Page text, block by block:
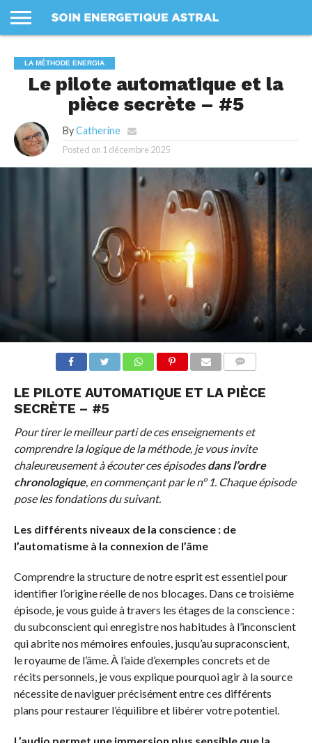
SOINS
PANIER
MON
COMPTE
PROFIL
CONDITIONS
GÉNÉRALES
DE VENTE
LA MÉTHODE ENERGIA
Le pilote automatique et la
pièce secrète – #5
By Catherine
Posted on 1 décembre 2025
LE PILOTE AUTOMATIQUE ET LA PIÈCE
SECRÈTE – #5
Pour tirer le meilleur parti de ces enseignements et
comprendre la logique de la méthode, je vous invite
chaleureusement à écouter ces épisodesdans l’ordre
chronologique, en commençant par le n° 1. Chaque épisode
pose les fondations du suivant.
Les différents niveaux de la conscience : de
l’automatisme à la connexion de l’âme
Comprendre la structure de notre esprit est essentiel pour
identifier l’origine réelle de nos blocages. Dans ce troisième
épisode, je vous guide à travers les étages de la conscience :
du subconscient qui enregistre nos habitudes à l’inconscient
qui abrite nos mémoires enfouies, jusqu’au supraconscient,
le royaume de l’âme. À l’aide d’exemples concrets et de
récits personnels, je vous explique pourquoi agir à la source
nécessite de naviguer précisément entre ces différents
plans pour restaurer l’équilibre et libérer votre potentiel.